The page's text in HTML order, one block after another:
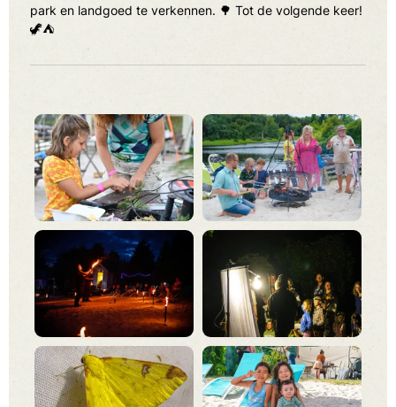
park en landgoed te verkennen. 🌳 Tot de volgende keer!
🦖⛺️